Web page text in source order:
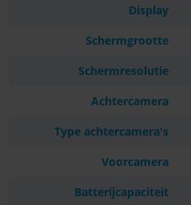
Display
Schermgrootte
Schermresolutie
Achtercamera
Type achtercamera's
Voorcamera
Batterijcapaciteit